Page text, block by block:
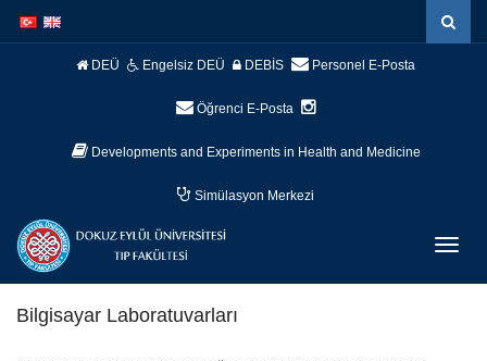
atla
atla
DEÜ Engelsiz DEÜ DEBİS Personel E-Posta
Öğrenci E-Posta
Developments and Experiments in Health and Medicine
Simülasyon Merkezi
Bilgisayar Laboratuvarları